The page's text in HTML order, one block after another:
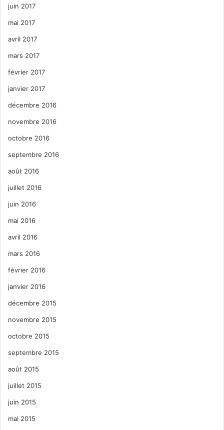
juin 2017
mai 2017
avril 2017
mars 2017
février 2017
janvier 2017
décembre 2016
novembre 2016
octobre 2016
septembre 2016
août 2016
juillet 2016
juin 2016
mai 2016
avril 2016
mars 2016
février 2016
janvier 2016
décembre 2015
novembre 2015
octobre 2015
septembre 2015
août 2015
juillet 2015
juin 2015
mai 2015